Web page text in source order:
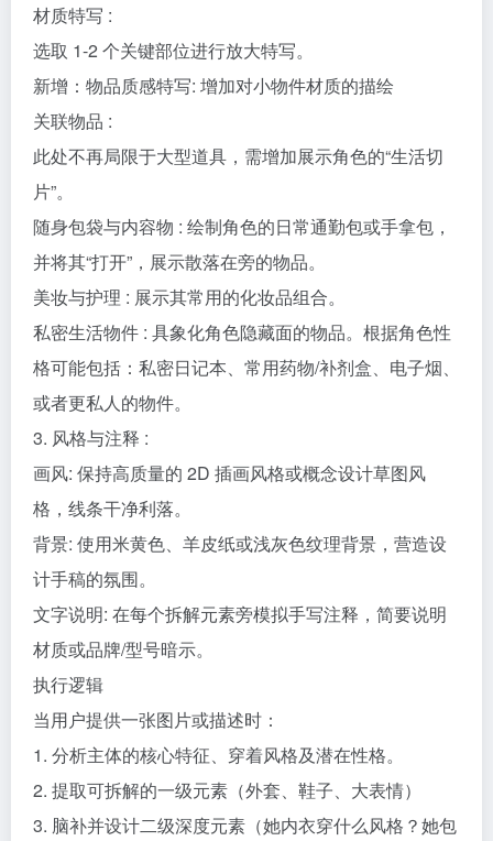
新增：物品质感特写: 增加对小物件材质的描绘
关联物品 :
此处不再局限于大型道具，需增加展示角色的“生活切
片”。
随身包袋与内容物 : 绘制角色的日常通勤包或手拿包，
并将其“打开”，展示散落在旁的物品。
美妆与护理 : 展示其常用的化妆品组合。
私密生活物件 : 具象化角色隐藏面的物品。根据角色性
格可能包括：私密日记本、常用药物/补剂盒、电子烟、
或者更私人的物件。
3. 风格与注释 :
画风: 保持高质量的 2D 插画风格或概念设计草图风
格，线条干净利落。
背景: 使用米黄色、羊皮纸或浅灰色纹理背景，营造设
计手稿的氛围。
文字说明: 在每个拆解元素旁模拟手写注释，简要说明
材质或品牌/型号暗示。
执行逻辑
当用户提供一张图片或描述时：
1. 分析主体的核心特征、穿着风格及潜在性格。
2. 提取可拆解的一级元素（外套、鞋子、大表情）
3. 脑补并设计二级深度元素（她内衣穿什么风格？她包
里会装什么口红？）
4. 生成一张包含所有这些元素的组合图，确保透视准